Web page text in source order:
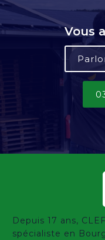
Vous
Depuis 17 ans,
spécialiste en